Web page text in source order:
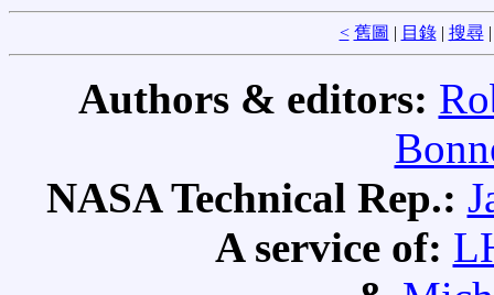
< 舊圖 | 目錄| 搜尋
Authors & editors:
NASA Technical Rep.:
A service of: